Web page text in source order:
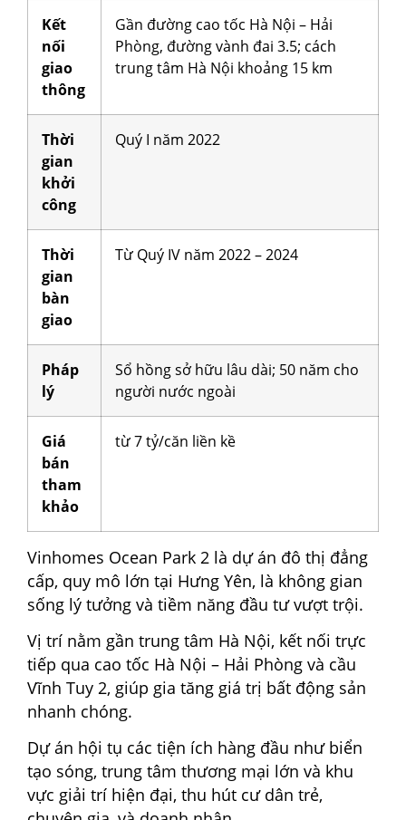
Kết
nối
giao
thông
Gần đường cao tốc Hà Nội – Hải
Phòng, đường vành đai 3.5; cách
trung tâm Hà Nội khoảng 15 km
Thời
gian
khởi
công
Quý I năm 2022
Thời
gian
bàn
giao
Từ Quý IV năm 2022 – 2024
Pháp
lý
Sổ hồng sở hữu lâu dài; 50 năm cho
người nước ngoài
Giá
bán
tham
khảo
từ 7 tỷ/căn liền kề
Vinhomes Ocean Park 2 là dự án đô thị đẳng
cấp, quy mô lớn tại Hưng Yên, là không gian
sống lý tưởng và tiềm năng đầu tư vượt trội.
Vị trí nằm gần trung tâm Hà Nội, kết nối trực
tiếp qua cao tốc Hà Nội – Hải Phòng và cầu
Vĩnh Tuy 2, giúp gia tăng giá trị bất động sản
nhanh chóng.
Dự án hội tụ các tiện ích hàng đầu như biển
tạo sóng, trung tâm thương mại lớn và khu
vực giải trí hiện đại, thu hút cư dân trẻ,